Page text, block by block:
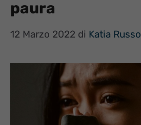
paura
12 Marzo 2022 di Katia Russo